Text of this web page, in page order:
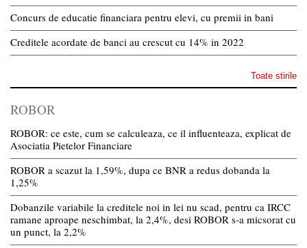
Concurs de educatie financiara pentru elevi, cu premii in bani
Creditele acordate de banci au crescut cu 14% in 2022
Toate stirile
ROBOR
ROBOR: ce este, cum se calculeaza, ce il influenteaza, explicat de
Asociatia Pietelor Financiare
ROBOR a scazut la 1,59%, dupa ce BNR a redus dobanda la
1,25%
Dobanzile variabile la creditele noi in lei nu scad, pentru ca IRCC
ramane aproape neschimbat, la 2,4%, desi ROBOR s-a micsorat cu
un punct, la 2,2%